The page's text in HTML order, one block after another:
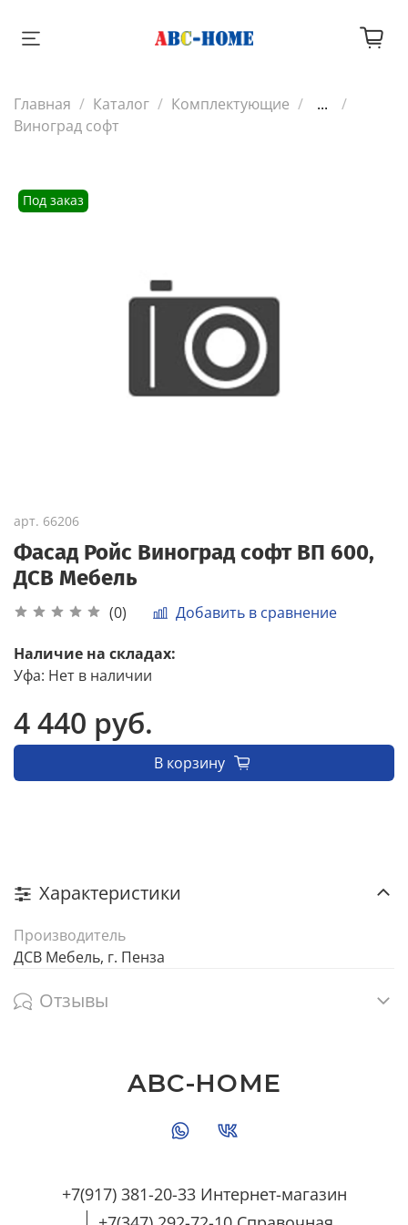
Главная Каталог Комплектующие
...
Виноград софт
Под заказ
арт. 66206
Фасад Ройс Виноград софт ВП 600,
ДСВ Мебель
(0) Добавить в сравнение
Наличие на складах:
Уфа: Нет в наличии
4 440 руб.
В корзину
Характеристики
Производитель
ДСВ Мебель, г. Пенза
Отзывы
+7(917) 381-20-33 Интернет-магазин
ABC-HOME